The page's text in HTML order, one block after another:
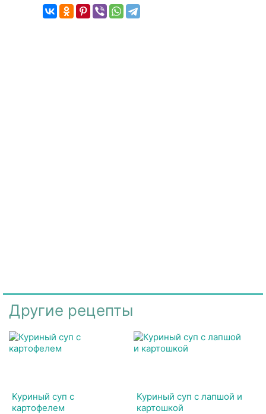
Другие рецепты
Куриный суп с
картофелем
Куриный суп с лапшой и
картошкой